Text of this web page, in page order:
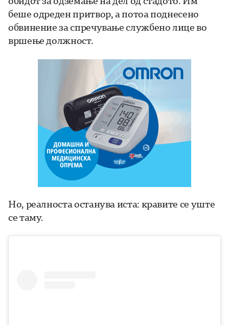
беше одреден притвор, а потоа поднесено
обвинение за спречување службено лице во
вршење должност.
Но, реалноста останува иста: кравите се уште
се таму.